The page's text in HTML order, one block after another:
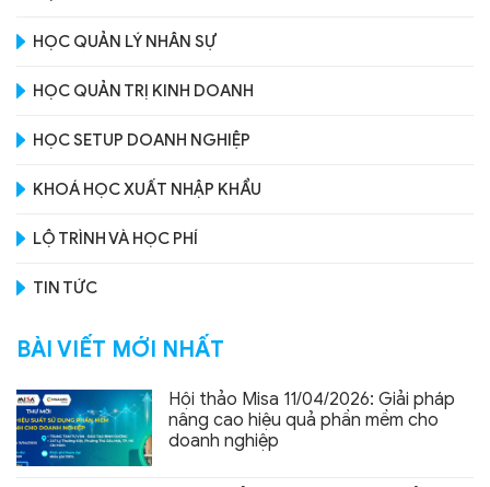
HỌC QUẢN LÝ NHÂN SỰ
HỌC QUẢN TRỊ KINH DOANH
HỌC SETUP DOANH NGHIỆP
KHOÁ HỌC XUẤT NHẬP KHẨU
LỘ TRÌNH VÀ HỌC PHÍ
TIN TỨC
BÀI VIẾT MỚI NHẤT
Hội thảo Misa 11/04/2026: Giải pháp
nâng cao hiệu quả phần mềm cho
doanh nghiệp